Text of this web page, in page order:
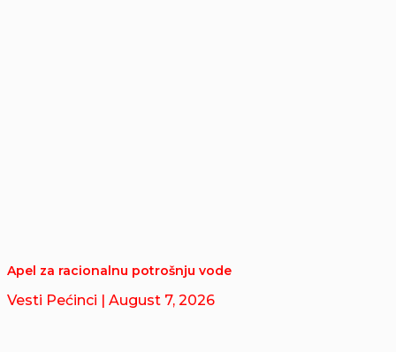
Apel za racionalnu potrošnju vode
Vesti Pećinci | August 7, 2026